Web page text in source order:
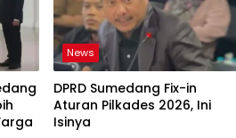
News
DPRD Sumedang Fix-in
Aturan Pilkades 2026, Ini
Isinya